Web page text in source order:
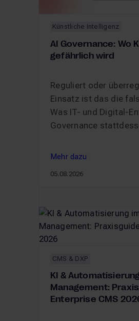
Künstliche Intelligenz
AI Governance: Wo
gefährlich wird
Reguliert oder
Einsatz ist das die
Was IT- und Digital-
Governance
Mehr dazu
Mehr dazu
05.08.2026
CMS & DXP
KI &
Management:
Enterprise CMS